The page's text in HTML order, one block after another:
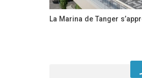
La Marina de Tanger